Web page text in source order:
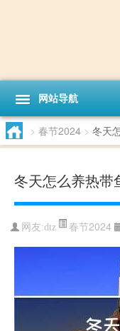
网站导航
> 春节2024 > 冬天
冬天怎么养热带
网友:dtz 春节2024